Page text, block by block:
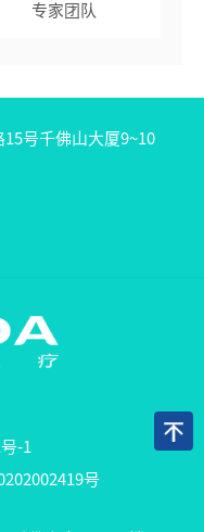
专家团队
号千佛山大厦9~10
-1
号